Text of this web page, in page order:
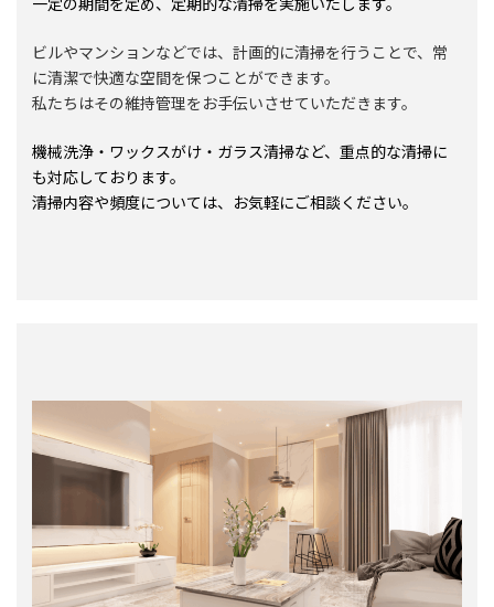
ビルやマンションなどでは、計画的に清掃を行うことで、常
に清潔で快適な空間を保つことができます。
私たちはその維持管理をお手伝いさせていただきます。
機械洗浄・ワックスがけ・ガラス清掃など、重点的な清掃に
も対応しております。
清掃内容や頻度については、お気軽にご相談ください。